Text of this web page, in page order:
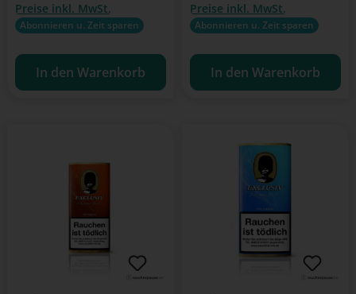
Preise inkl. MwSt.
Abonnieren u. Zeit sparen
In den Warenkorb
Preise inkl. MwSt.
Abonnieren u. Zeit sparen
In den Warenkorb